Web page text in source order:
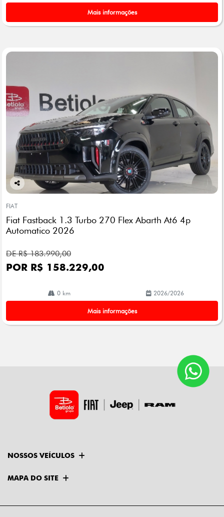
Mais informações
Co
arti
lhe
FIAT
Fiat Fastback 1.3 Turbo 270 Flex Abarth At6 4p
Automatico 2026
DE R$ 183.990,00
POR R$ 158.229,00
0 km 2026/2026
Mais informações
NOSSOS VEÍCULOS
MAPA DO SITE